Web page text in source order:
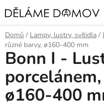
Přejít
na
obsah
Domů / Lampy, lustry, svítidla /
různé barvy, ø160-400 mm
Bonn I -
ø160-400